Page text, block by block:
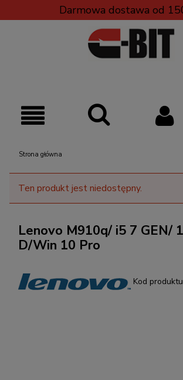
Darmowa dostawa od
Strona główna
Ten produkt jest niedostępny.
Lenovo M910q/ i5 7 GEN/
D/Win 10 Pro
Kod